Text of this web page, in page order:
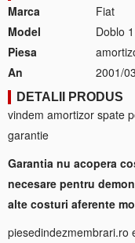
Marca
Fiat
Model
Doblo
Piesa
An
2001/
DETALII PRODUS
vindem amortizor spate
garantie
Garantia nu acopera
necesare pentru
alte costuri aferente
piesedindezmembrari.ro